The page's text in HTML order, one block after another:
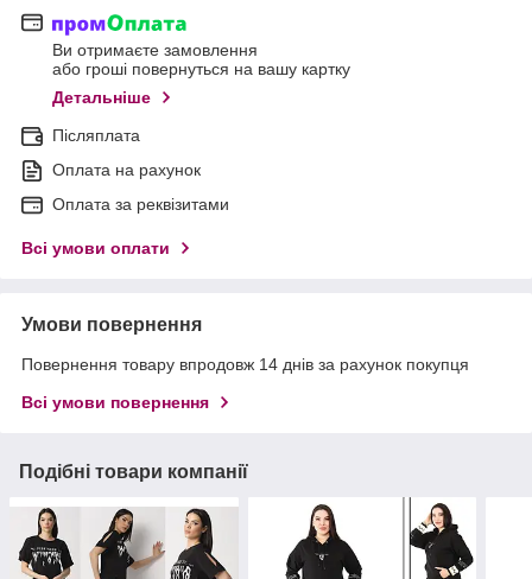
Ви отримаєте замовлення
або гроші повернуться на вашу картку
Детальніше
Післяплата
Оплата на рахунок
Оплата за реквізитами
Всі умови оплати
Умови повернення
Повернення товару впродовж 14 днів за рахунок покупця
Всі умови повернення
Подібні товари компанії